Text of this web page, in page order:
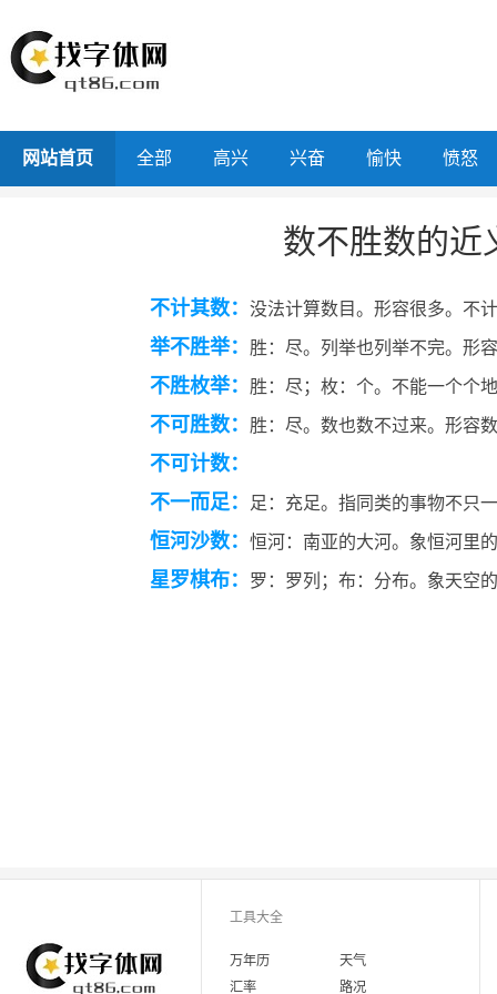
网站首页 全部 高兴 兴奋 愉快 愤怒
数不胜数的近
不计其数： 没法计算数目。形容很多。不
举不胜举： 胜：尽。列举也列举不完。形
不胜枚举： 胜：尽；枚：个。不能一个个
不可胜数： 胜：尽。数也数不过来。形容
不可计数：
不一而足：
足：充足。指同类的事物不只
恒河沙数： 恒河：南亚的大河。象恒河里
星罗棋布： 罗：罗列；布：分布。象天空
工具大全
万年历
天气
汇率
路况